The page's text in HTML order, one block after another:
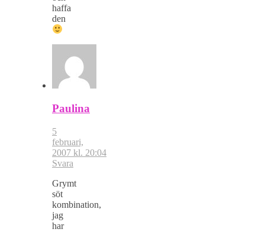
haffa
den
Paulina
5
februari,
2007 kl. 20:04
Svara
Grymt
söt
kombination,
jag
har